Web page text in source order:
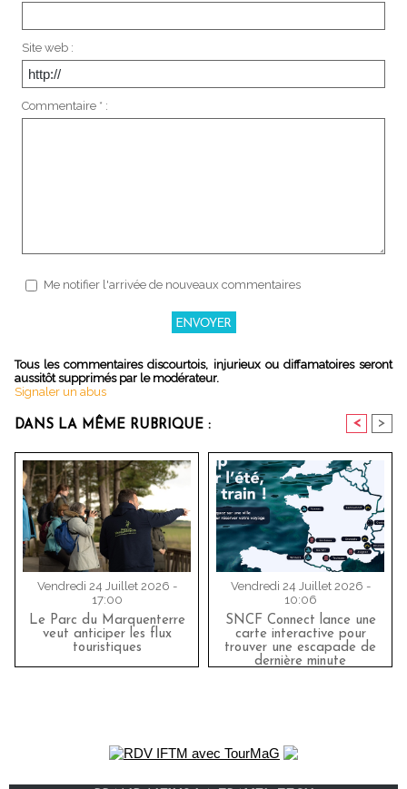
Site web :
Commentaire * :
Me notifier l'arrivée de nouveaux commentaires
Tous les commentaires discourtois, injurieux ou diffamatoires seront
aussitôt supprimés par le modérateur.
Signaler un abus
DANS LA MÊME RUBRIQUE : < >
Vendredi 24 Juillet 2026 -
17:00
Le Parc du Marquenterre
veut anticiper les flux
touristiques
Vendredi 24 Juillet 2026 -
10:06
SNCF Connect lance une
carte interactive pour
trouver une escapade de
dernière minute